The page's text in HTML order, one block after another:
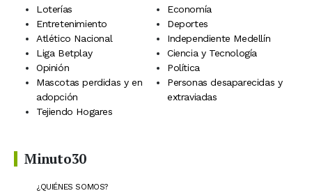
Loterías
Economía
Entretenimiento
Deportes
Atlético Nacional
Independiente Medellín
Liga Betplay
Ciencia y Tecnología
Opinión
Política
Mascotas perdidas y en
adopción
Personas desaparecidas y
extraviadas
Tejiendo Hogares
Minuto30
¿QUIÉNES SOMOS?